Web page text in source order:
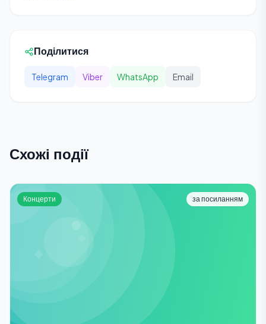
Поділитися
Telegram Viber WhatsApp Email
Схожі події
Концерти за посиланням